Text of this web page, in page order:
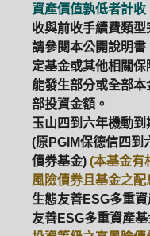
ETF 中國
醫療生化
基金申購
資產價值孰低者計收
收與前收手續費類型
請參閱本公開說明
定基金或其他相關
能發生部分或全部
部投資金額。
玉山四到六年機動
(原PGIM保德信四到
債券基金) (本基金有
風險債券且基金之
生態友善ESG多重
友善ESG多重資產基